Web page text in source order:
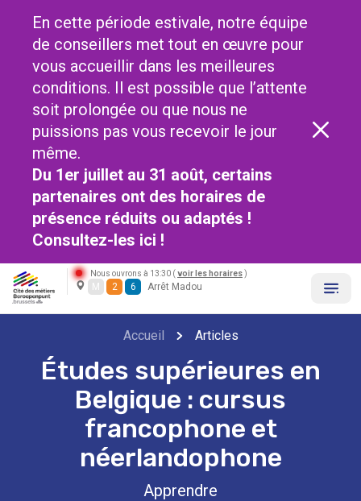
En cette période estivale, notre équipe
de conseillers met tout en œuvre pour
vous accueillir dans les meilleures
conditions. Il est possible que l’attente
soit prolongée ou que nous ne
puissions pas vous recevoir le jour
même.
Du 1er juillet au 31 août, certains
partenaires ont des horaires de
présence réduits ou adaptés !
Consultez-les ici !
Nous ouvrons à 13:30 ( voir les horaires )
M 2 6 Arrêt Madou
Accueil Articles
Études supérieures en
Belgique : cursus
francophone et
néerlandophone
Apprendre